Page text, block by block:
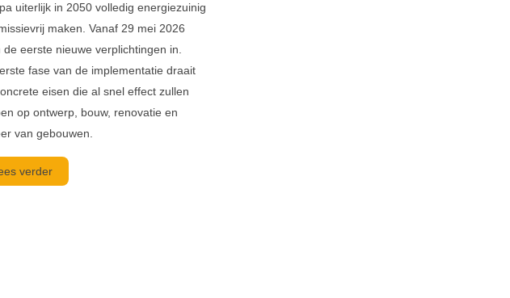
uiterlijk in 2050 volledig energiezuinig
maken. Vanaf 29 mei 2026
de eerste nieuwe verplichtingen in.
fase van de implementatie draait
eisen die al snel effect zullen
op ontwerp, bouw, renovatie en
van gebouwen.
verder